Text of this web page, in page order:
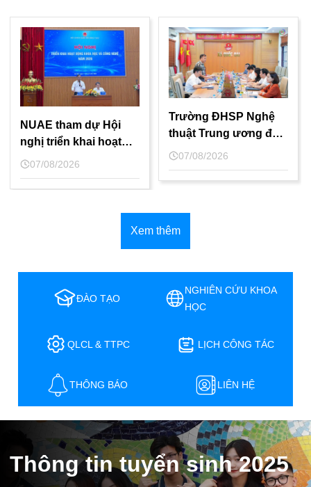
NUAE tham dự Hội
nghị triển khai hoạt
động khoa học và
07/08/2026
Trường ĐHSP Nghệ
thuật Trung ương đề
xuất mở rộng cơ sở
xã Quốc Oai – Thành
07/08/2026
Xem thêm
ĐÀO TẠO
NGHIÊN CỨU KHOA
HỌC
QLCL & TTPC LỊCH CÔNG TÁC
THÔNG BÁO LIÊN HỆ
Thông tin tuyển sinh 2025